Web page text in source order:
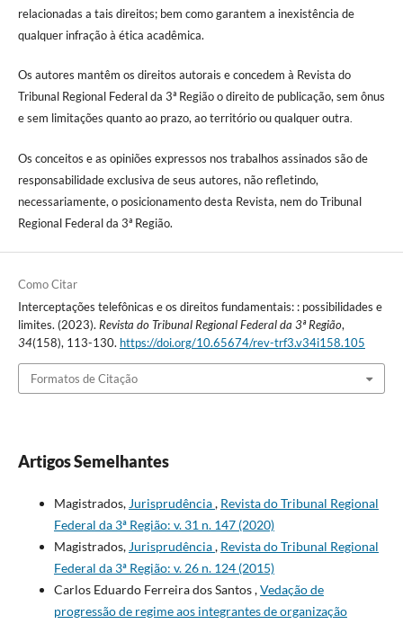
relacionadas a tais direitos; bem como garantem a inexistência de
qualquer infração à ética acadêmica.
Os autores mantêm os direitos autorais e concedem à Revista do
Tribunal Regional Federal da 3ª Região o direito de publicação, sem ônus
e sem limitações quanto ao prazo, ao território ou qualquer outra
Os conceitos e as opiniões expressos nos trabalhos assinados são de
responsabilidade exclusiva de seus autores, não refletindo,
necessariamente, o posicionamento desta Revista, nem do Tribunal
Regional Federal da 3ª Região.
Como Citar
Interceptações telefônicas e os direitos fundamentais: : possibilidades e
limites. (2023). Revista do Tribunal Regional Federal da 3ª Região,
34(158), 113-130. https://doi.org/10.65674/rev-trf3.v34i158.105
Formatos de Citação
Artigos Semelhantes
Magistrados, Jurisprudência, Revista do Tribunal Regional
Federal da 3ª Região: v. 31 n. 147 (2020)
Magistrados, Jurisprudência, Revista do Tribunal Regional
Federal da 3ª Região: v. 26 n. 124 (2015)
Carlos Eduardo Ferreira dos Santos ,Vedação de
progressão de regime aos integrantes de organização